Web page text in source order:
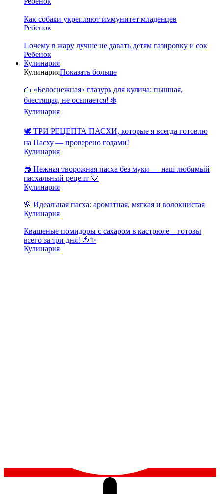
Как собаки укрепляют иммунитет младенцев
Ребенок
Почему в жару лучше не давать детям газировку и сок
Ребенок
Кулинария
КулинарияПоказать больше
🍰 «Белоснежная» глазурь для кулича: пышная,
блестящая, не осыпается! ❄️
Кулинария
🕊️ ТРИ РЕЦЕПТА ПАСХИ, которые я всегда готовлю
на Пасху — проверено годами!
Кулинария
🧁 Нежная творожная пасха без муки — наш любимый
пасхальный рецепт 💛
Кулинария
🌸 Идеальная пасха: ароматная, мягкая и волокнистая
Кулинария
Квашеные помидоры с сахаром в кастрюле – готовы
всего за три дня! 🍅✨
Кулинария